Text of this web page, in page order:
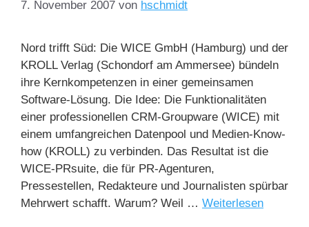
7. November 2007 von hschmidt
Nord trifft Süd: Die WICE GmbH (Hamburg) und der
KROLL Verlag (Schondorf am Ammersee) bündeln
ihre Kernkompetenzen in einer gemeinsamen
Software-Lösung. Die Idee: Die Funktionalitäten
einer professionellen CRM-Groupware (WICE) mit
einem umfangreichen Datenpool und Medien-Know-
how (KROLL) zu verbinden. Das Resultat ist die
WICE-PRsuite, die für PR-Agenturen,
Pressestellen, Redakteure und Journalisten spürbar
Mehrwert schafft. Warum? Weil … Weiterlesen